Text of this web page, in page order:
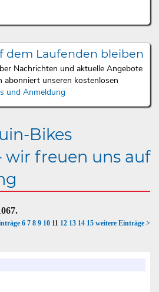
dem Laufenden bleiben
Nachrichten und aktuelle Angebote
abonniert unseren kostenlosen
und Anmeldung
Bikes
wir freuen uns auf
6 7 8 9 10 11 12 13 14 15 weitere Einträge >